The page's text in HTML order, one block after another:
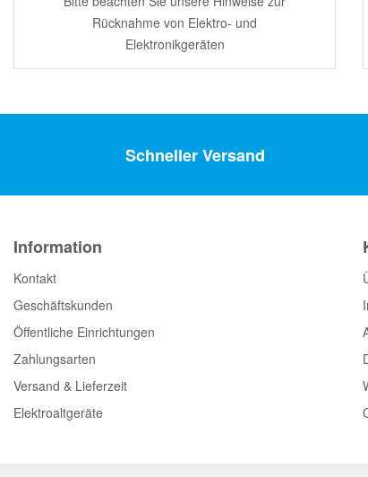
Rücknahme von Elektro- und
Elektronikgeräten
Schneller Versand
Information
Kontakt
Geschäftskunden
Öffentliche Einrichtungen
Zahlungsarten
Versand & Lieferzeit
Elektroaltgeräte